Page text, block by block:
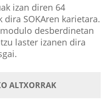
izan diren 64
SOKAren karietara.
desberdinetan
laster izanen dira
ALTXORRAK